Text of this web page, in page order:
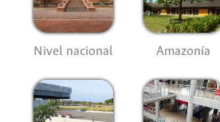
Nivel nacional Amazonía